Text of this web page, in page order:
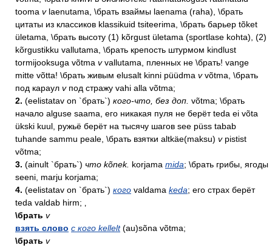
tooma vlaenutama, \брать взаймы laenama (raha), \брать
цитаты из классиков klassikuid tsiteerima, \брать барьер tõket
ületama, \брать высоту (1) kõrgust ületama (sportlase kohta), (2)
kõrgustikku vallutama, \брать крепость штурмом kindlust
tormijooksuga võtma vvallutama, пленных не \брать! vange
mitte võtta! \брать живым elusalt kinni püüdma vvõtma, \брать
под караул vпод стражу vahi alla võtma;
2. (eelistatav on `брать`) кого-что, без доп. võtma; \брать
начало alguse saama, его никакая пуля не берёт teda ei võta
ükski kuul, ружьё берёт на тысячу шагов see püss tabab
tuhande sammu peale, \брать взятки altkäe(maksu) vpistist
võtma;
3. (ainult `брать`) что kõnek. korjama mida; \брать грибы, ягоды
seeni, marju korjama;
4. (eelistatav on `брать`) кого valdama keda; его страх берёт
teda valdab hirm; ‚
\брать v
взять слово с кого kellelt(au)sõna võtma;
\брать v